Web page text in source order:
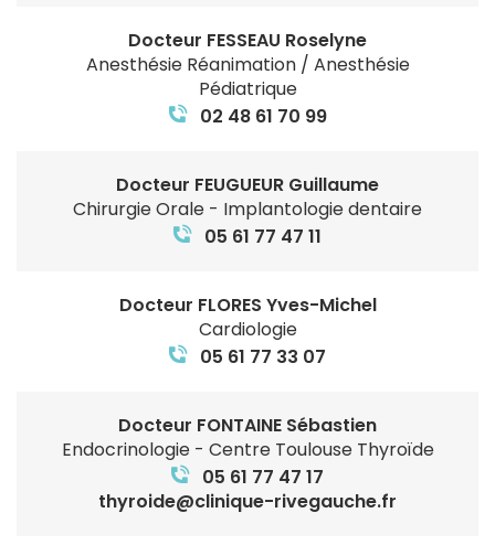
Docteur FESSEAU Roselyne
Anesthésie Réanimation / Anesthésie
Pédiatrique
02 48 61 70 99
Docteur FEUGUEUR Guillaume
Chirurgie Orale - Implantologie dentaire
05 61 77 47 11
Docteur FLORES Yves-Michel
Cardiologie
05 61 77 33 07
Docteur FONTAINE Sébastien
Endocrinologie - Centre Toulouse Thyroïde
05 61 77 47 17
thyroide@clinique-rivegauche.fr